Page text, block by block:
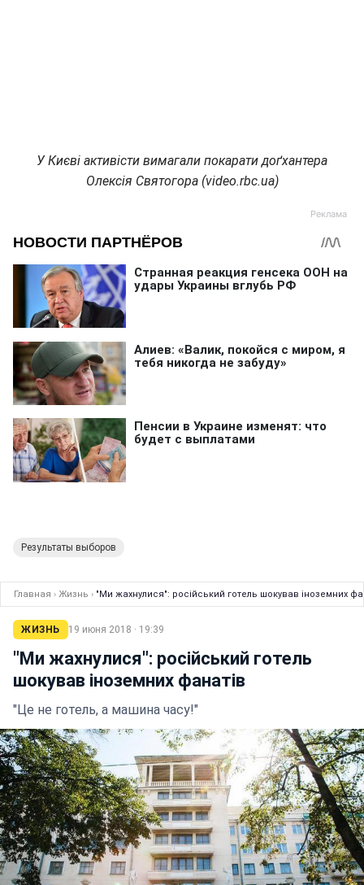
У Києві активісти вимагали покарати доґхантера
Олексія Святогора (video.rbc.ua)
Результаты выборов
Главная › Жизнь › "Ми жахнулися": російський готель шокував іноземних
ЖИЗНЬ 19 июня 2018 · 19:39
"Ми жахнулися": російський готель
шокував іноземних фанатів
"Це не готель, а машина часу!"